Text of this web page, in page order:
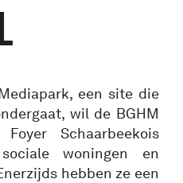
een site die
wil de BGHM
Schaarbeekois
woningen en
hebben ze een